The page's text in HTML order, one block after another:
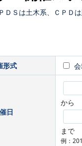
Ｓは土木系、ＣＰＤ
形式
日
から
まで
例：